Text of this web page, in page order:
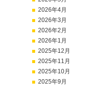
2026年4月
2026年3月
2026年2月
2026年1月
2025年12月
2025年11月
2025年10月
2025年9月